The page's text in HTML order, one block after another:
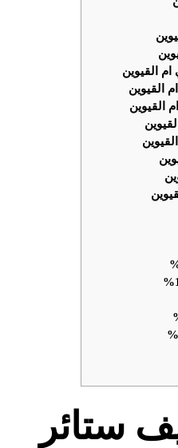
القيوين
القيوين
القيوين
ستائر